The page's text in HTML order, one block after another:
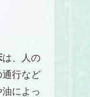
は、人の
行など
によっ